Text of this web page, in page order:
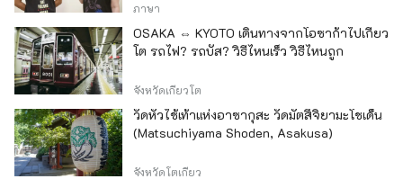
ภาษา
OSAKA ⇔ KYOTO เดินทางจากโอซาก้าไปเกียว
โต รถไฟ? รถบัส? วิธีไหนเร็ว วิธีไหนถูก
จังหวัดเกียวโต
วัดหัวไช้เท้าแห่งอาซากุสะ วัดมัตสึจิยามะโชเด็น
(Matsuchiyama Shoden, Asakusa)
จังหวัดโตเกียว